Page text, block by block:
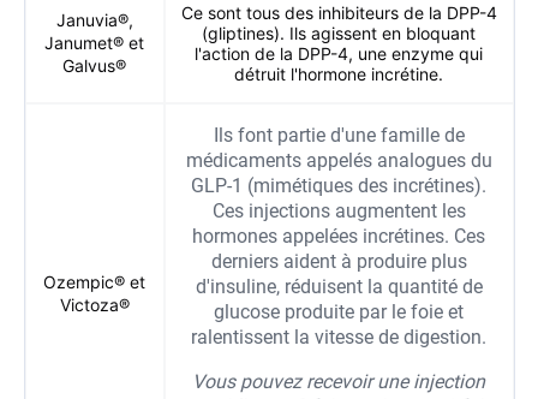
Januvia®,
Janumet® et
Galvus®
Ce sont tous des inhibiteurs de la DPP-4
(gliptines). Ils agissent en bloquant
l'action de la DPP-4, une enzyme qui
détruit l'hormone incrétine.
Ozempic® et
Victoza®
Ils font partie d'une famille de
médicaments appelés analogues du
GLP-1 (mimétiques des incrétines).
Ces injections augmentent les
hormones appelées incrétines. Ces
derniers aident à produire plus
d'insuline, réduisent la quantité de
glucose produite par le foie et
ralentissent la vitesse de digestion.
Vous pouvez recevoir une injection